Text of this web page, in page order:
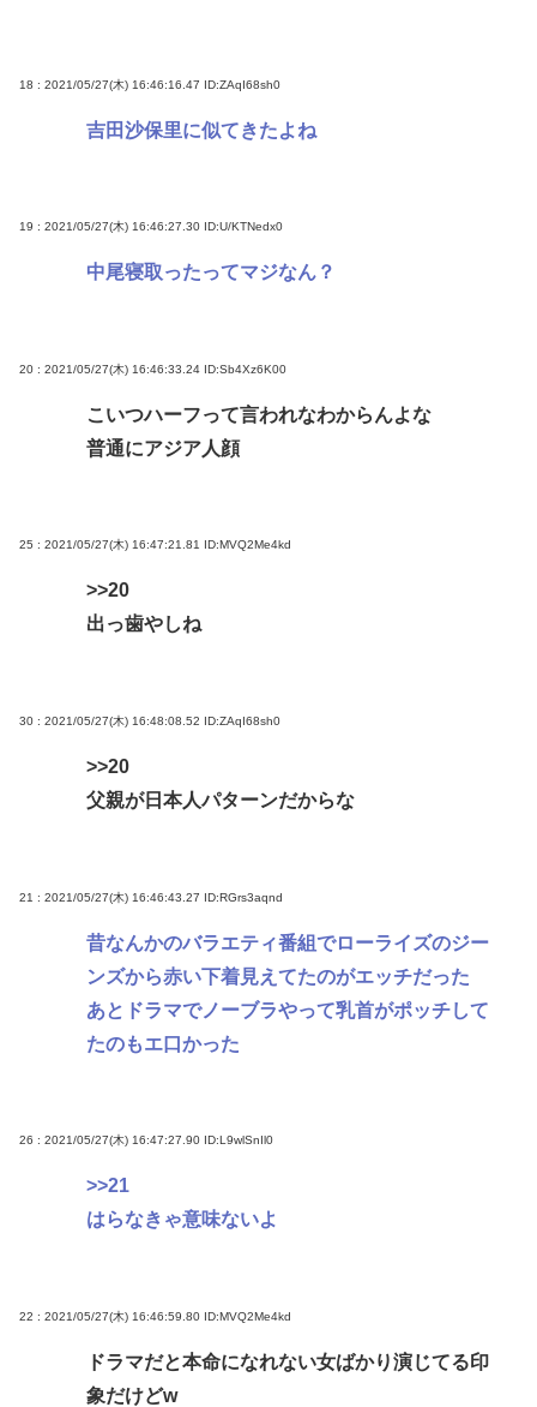
18 : 2021/05/27(木) 16:46:16.47 ID:ZAqI68sh0
吉田沙保里に似てきたよね
19 : 2021/05/27(木) 16:46:27.30 ID:U/KTNedx0
中尾寝取ったってマジなん？
20 : 2021/05/27(木) 16:46:33.24 ID:Sb4Xz6K00
こいつハーフって言われなわからんよな
普通にアジア人顔
25 : 2021/05/27(木) 16:47:21.81 ID:MVQ2Me4kd
>>20
出っ歯やしね
30 : 2021/05/27(木) 16:48:08.52 ID:ZAqI68sh0
>>20
父親が日本人パターンだからな
21 : 2021/05/27(木) 16:46:43.27 ID:RGrs3aqnd
昔なんかのバラエティ番組でローライズのジー
ンズから赤い下着見えてたのがエッチだった
あとドラマでノーブラやって乳首がポッチして
たのもエ口かった
26 : 2021/05/27(木) 16:47:27.90 ID:L9wlSnIl0
>>21
はらなきゃ意味ないよ
22 : 2021/05/27(木) 16:46:59.80 ID:MVQ2Me4kd
ドラマだと本命になれない女ばかり演じてる印
象だけどw